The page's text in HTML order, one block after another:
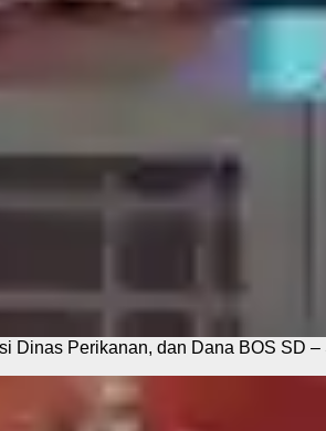
Dinas Perikanan, dan Dana BOS SD